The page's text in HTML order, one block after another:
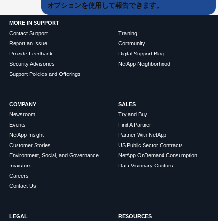
オプションを使用して報告できます。
MORE IN SUPPORT
Contact Support
Report an Issue
Provide Feedback
Security Advisories
Support Policies and Offerings
Training
Community
Digital Support Blog
NetApp Neighborhood
COMPANY
Newsroom
Events
NetApp Insight
Customer Stories
Environment, Social, and Governance
Investors
Careers
Contact Us
SALES
Try and Buy
Find A Partner
Partner With NetApp
US Public Sector Contracts
NetApp OnDemand Consumption
Data Visionary Centers
LEGAL RESOURCES